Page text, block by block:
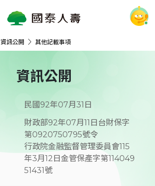
資訊公開 其他記載事項
資訊公開
民國92年07月31日
財政部92年07月11日台財保字
第0920750795號令
行政院金融監督管理委員會115
年3月12日金管保產字第114049
51431號